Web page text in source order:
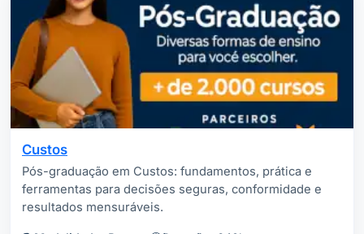
Custos
Pós-graduação em Custos: fundamentos, prática e
ferramentas para decisões seguras, conformidade e
resultados mensuráveis.